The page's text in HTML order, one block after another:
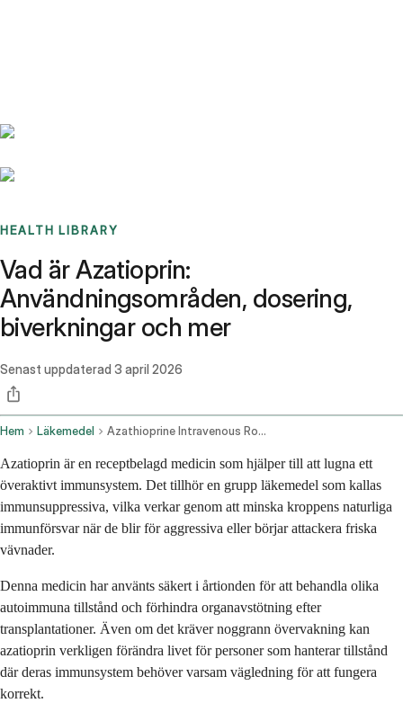
HEALTH LIBRARY
Vad är Azatioprin:
Användningsområden, dosering,
biverkningar och mer
Senast uppdaterad 3 april 2026
Hem Läkemedel Azathioprine Intravenous Route
Azatioprin är en receptbelagd medicin som hjälper till att lugna ett
överaktivt immunsystem. Det tillhör en grupp läkemedel som kallas
immunsuppressiva, vilka verkar genom att minska kroppens naturliga
immunförsvar när de blir för aggressiva eller börjar attackera friska
vävnader.
Denna medicin har använts säkert i årtionden för att behandla olika
autoimmuna tillstånd och förhindra organavstötning efter
transplantationer. Även om det kräver noggrann övervakning kan
azatioprin verkligen förändra livet för personer som hanterar tillstånd
där deras immunsystem behöver varsam vägledning för att fungera
korrekt.